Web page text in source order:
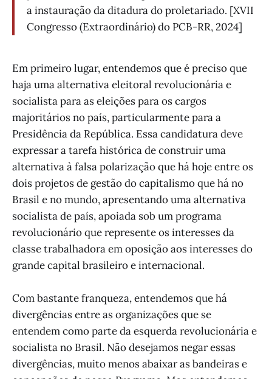
a instauração da ditadura do proletariado. [XVII
Congresso (Extraordinário) do PCB-RR, 2024]
Em primeiro lugar, entendemos que é preciso que
haja uma alternativa eleitoral revolucionária e
socialista para as eleições para os cargos
majoritários no país, particularmente para a
Presidência da República. Essa candidatura deve
expressar a tarefa histórica de construir uma
alternativa à falsa polarização que há hoje entre os
dois projetos de gestão do capitalismo que há no
Brasil e no mundo, apresentando uma alternativa
socialista de país, apoiada sob um programa
revolucionário que represente os interesses da
classe trabalhadora em oposição aos interesses do
grande capital brasileiro e internacional.
Com bastante franqueza, entendemos que há
divergências entre as organizações que se
entendem como parte da esquerda revolucionária e
socialista no Brasil. Não desejamos negar essas
divergências, muito menos abaixar as bandeiras e